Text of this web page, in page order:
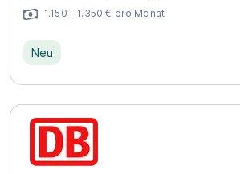
1.150 - 1.350 € pro Monat
Neu